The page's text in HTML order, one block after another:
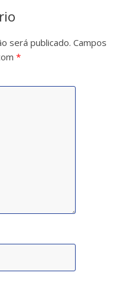
será publicado. Campos
*